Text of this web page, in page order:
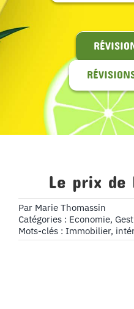
Le prix de
Par Marie Thomassin
Catégories : Economie,
Mots-clés : Immobilier,